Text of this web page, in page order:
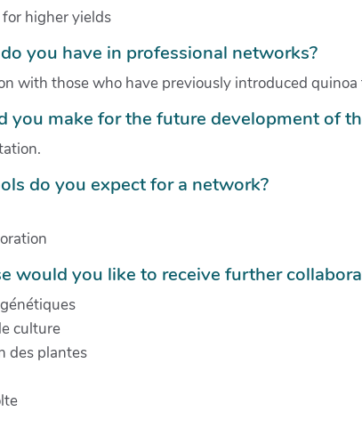
higher yields
you have in professional networks?
with those who have previously introduced
you make for the future development of
do you expect for a network?
would you like to receive further
culture
des plantes